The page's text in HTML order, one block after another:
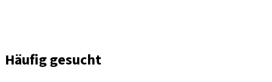
Häufig gesucht